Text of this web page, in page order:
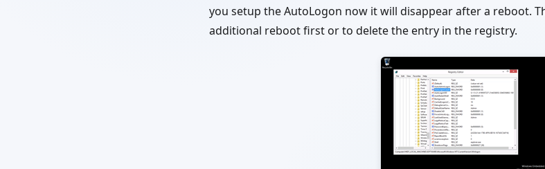
you setup the AutoLogon now it will disappear after a reboot.
additional reboot first or to delete the entry in the registry.